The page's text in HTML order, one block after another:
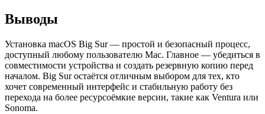
Выводы
Установка macOS Big Sur — простой и безопасный процесс,
доступный любому пользователю Mac. Главное — убедиться в
совместимости устройства и создать резервную копию перед
началом. Big Sur остаётся отличным выбором для тех, кто
хочет современный интерфейс и стабильную работу без
перехода на более ресурсоёмкие версии, такие как Ventura или
Sonoma.